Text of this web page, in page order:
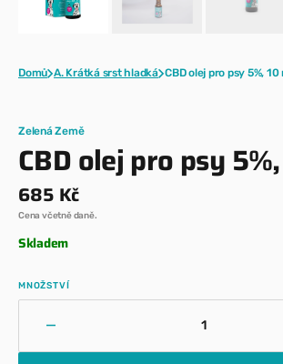
Domů A. Krátká srst hladká CBD olej pro psy 5%, 10
Zelená Země
CBD olej pro psy
Běžná
cena
685 Kč
Cena včetně daně.
Skladem
MNOŽSTVÍ
množství